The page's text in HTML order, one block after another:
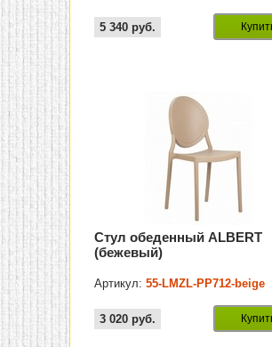
5 340 руб.
Стул обеденный ALBERT
(бежевый)
Артикул:55-LMZL-РР712-beige
3 020 руб.